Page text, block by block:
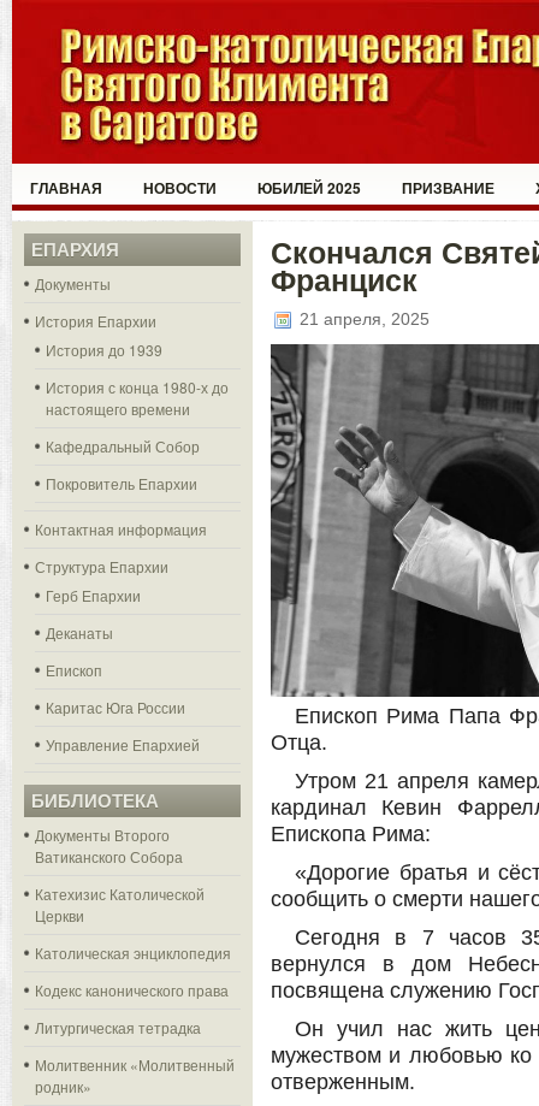
ГЛАВНАЯ НОВОСТИ ЮБИЛЕЙ 2025 ПРИЗВАНИЕ
ЕПАРХИЯ
Документы
История Епархии
История до 1939
История с конца 1980-х до
настоящего времени
Кафедральный Собор
Покровитель Епархии
Контактная информация
Структура Епархии
Герб Епархии
Деканаты
Епископ
Каритас Юга России
Управление Епархией
БИБЛИОТЕКА
Документы Второго
Ватиканского Собора
Катехизис Католической
Церкви
Католическая энциклопедия
Кодекс канонического права
Литургическая тетрадка
Молитвенник «Молитвенный
родник»
Скончался
Франциск
21 апреля, 2025
Епископ Рима Папа
Отца.
Утром 21 апреля
кардинал Кевин
Епископа Рима:
«Дорогие братья и
сообщить о смерти
Сегодня в 7 часов
вернулся в дом
посвящена служению
Он учил нас жить
мужеством и любовью
отверженным.